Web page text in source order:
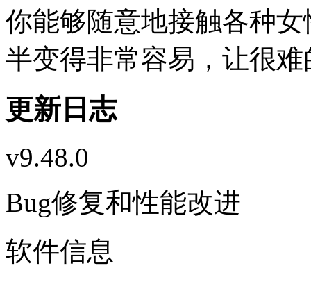
你能够随意地接触各种
半变得非常容易，让很
更新日志
v9.48.0
Bug修复和性能改进
软件信息